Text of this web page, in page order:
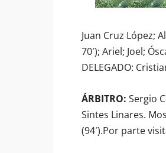
Juan Cruz López;
70′); Ariel; Joel;
DELEGADO:
ÁRBITRO: Sergio
Sintes Linares.
(94′).Por parte